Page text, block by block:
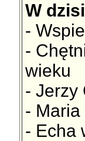
W
-
-
wieku
- Jerzy
- Maria
- Echa